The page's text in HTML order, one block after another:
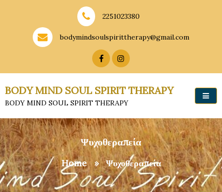
2251023380
bodymindsoulspirittherapy@gmail.com
BODY MIND SOUL SPIRIT THERAPY
BODY MIND SOUL SPIRIT THERAPY
Ψυχοθεραπεία
Home»Ψυχοθεραπεία